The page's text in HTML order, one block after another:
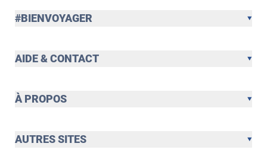
#BIENVOYAGER
AIDE & CONTACT
À PROPOS
AUTRES SITES